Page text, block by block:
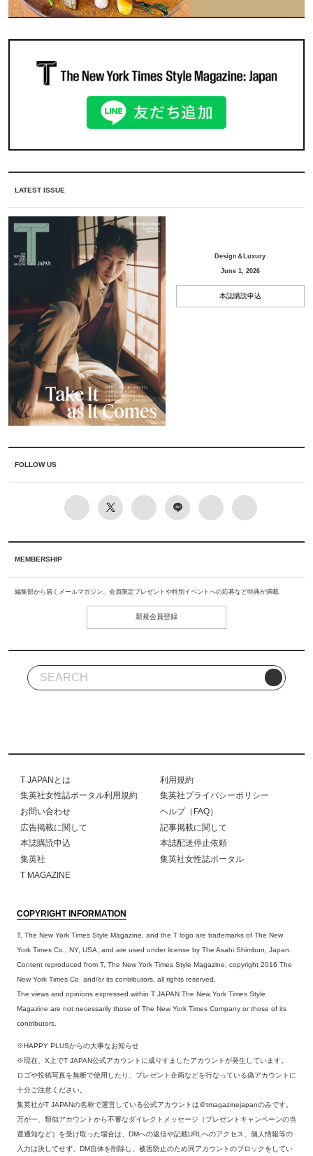
LATEST ISSUE
Design＆Luxury
June 1, 2026
本誌購読申込
FOLLOW US
MEMBERSHIP
編集部から届くメールマガジン、会員限定プレゼントや特別イベントへの応募など特典が満載
新規会員登録
T JAPANとは
利用規約
集英社女性誌ポータル利用規約
集英社プライバシーポリシー
お問い合わせ
ヘルプ（FAQ）
広告掲載に関して
記事掲載に関して
本誌購読申込
本誌配送停止依頼
集英社
集英社女性誌ポータル
T MAGAZINE
COPYRIGHT INFORMATION
T, The New York Times Style Magazine, and the T logo are trademarks of The New
York Times Co., NY, USA, and are used under license by The Asahi Shimbun, Japan.
Content reproduced from T, The New York Times Style Magazine, copyright 2016 The
New York Times Co. and/or its contributors, all rights reserved.
The views and opinions expressed within T JAPAN The New York Times Style
Magazine are not necessarily those of The New York Times Company or those of its
contributors.
※HAPPY PLUSからの大事なお知らせ
※現在、X上でT JAPAN公式アカウントに成りすましたアカウントが発生しています。
ロゴや投稿写真を無断で使用したり、プレゼント企画などを行なっている偽アカウントに
十分ご注意ください。
集英社がT JAPANの名称で運営している公式アカウントは＠tmagazinejapanのみです。
万が一、類似アカウントから不審なダイレクトメッセージ（プレゼントキャンペーンの当
選通知など）を受け取った場合は、DMへの返信や記載URLへのアクセス、個人情報等の
入力は決してせず、DM自体を削除し、被害防止のため同アカウントのブロックをしてい